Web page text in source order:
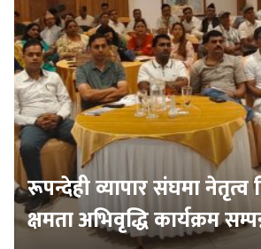
रूपन्देही व्यापार संघमा
क्षमता अभिवृद्धि कार्यक्रम